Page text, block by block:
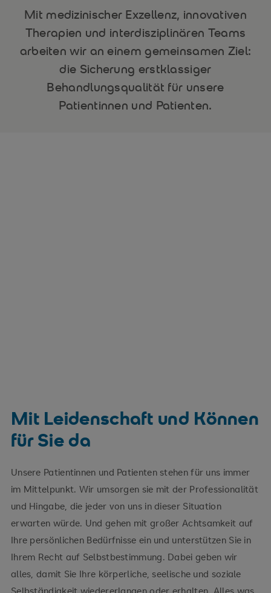
Mit medizinischer Exzellenz, innovativen
Therapien und interdisziplinären Teams
arbeiten wir an einem gemeinsamen Ziel:
die Sicherung erstklassiger
Behandlungsqualität für unsere
Patientinnen und Patienten.
Mit Leidenschaft und Können
für Sie da
Unsere Patientinnen und Patienten stehen für uns immer
im Mittelpunkt. Wir umsorgen sie mit der Professionalität
und Hingabe, die jeder von uns in dieser Situation
erwarten würde. Und gehen mit großer Achtsamkeit auf
Ihre persönlichen Bedürfnisse ein und unterstützen Sie in
Ihrem Recht auf Selbstbestimmung. Dabei geben wir
alles, damit Sie Ihre körperliche, seelische und soziale